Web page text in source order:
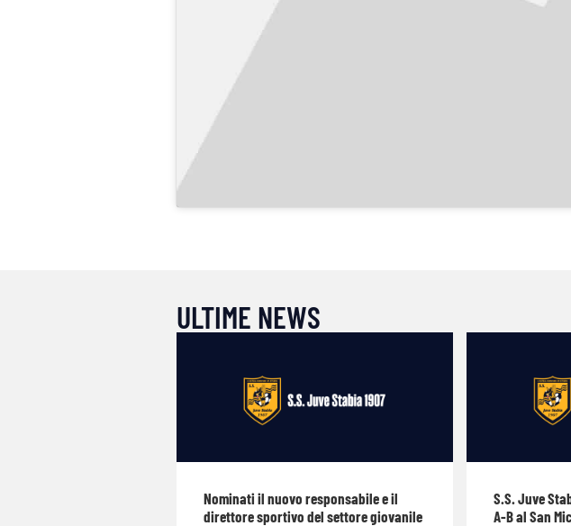
ULTIME NEWS
Nominati il nuovo responsabile e il
direttore sportivo del settore giovanile
S.S. Juve
A-B al San